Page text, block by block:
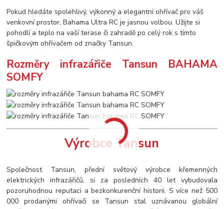
Pokud hledáte spolehlivý, výkonný a elegantní ohřívač pro váš
venkovní prostor, Bahama Ultra RC je jasnou volbou. Užijte si
pohodlí a teplo na vaší terase či zahradě po celý rok s tímto
špičkovým ohřívačem od značky Tansun.
Rozměry infrazářiče Tansun BAHAMA
SOMFY
Výrobce Tansun
Společnost Tansun, přední světový výrobce křemenných
elektrických infrazářičů, si za posledních 40 let vybudovala
pozoruhodnou reputaci a bezkonkurenční historii. S více než 500
000 prodanými ohřívači se Tansun stal uznávanou globální